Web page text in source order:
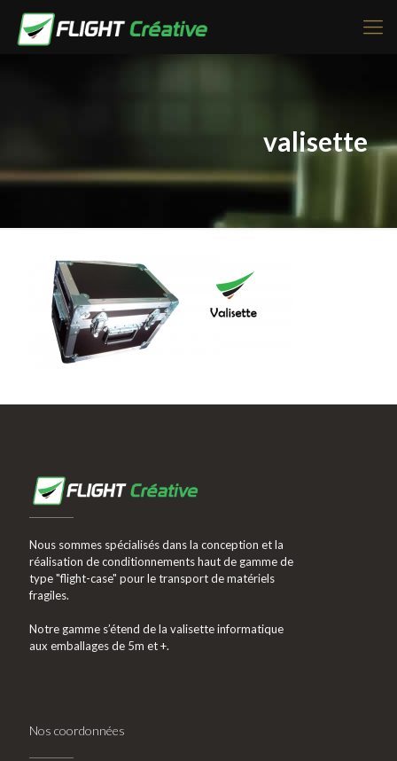
valisette
Nous sommes spécialisés dans la conception et la
réalisation de conditionnements haut de gamme de
type "flight-case" pour le transport de matériels
fragiles.
Notre gamme s’étend de la valisette informatique
aux emballages de 5m et +.
Nos coordonnées